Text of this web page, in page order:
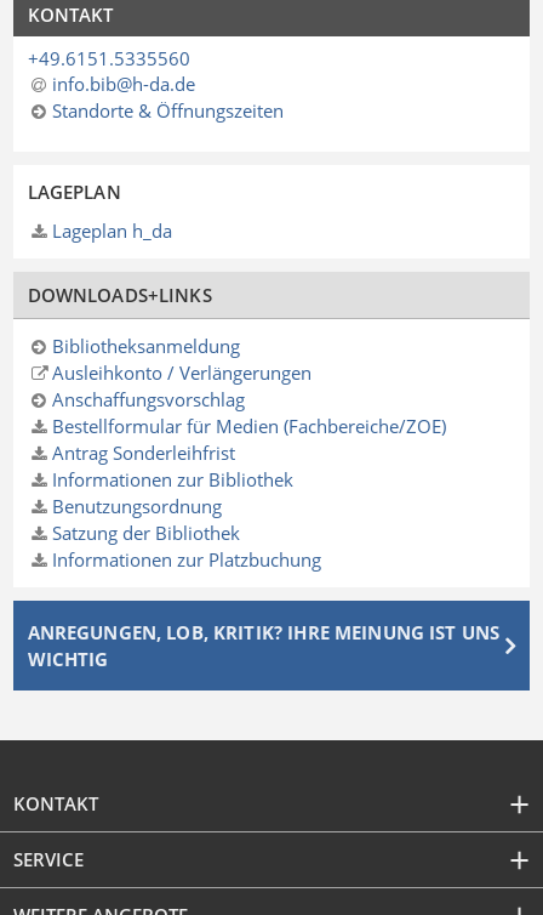
KONTAKT
+49.6151.5335560
info.bib@h-da.de
Standorte & Öffnungszeiten
LAGEPLAN
Lageplan h_da
DOWNLOADS+LINKS
Bibliotheksanmeldung
Ausleihkonto / Verlängerungen
Anschaffungsvorschlag
Bestellformular für Medien (Fachbereiche/ZOE)
Antrag Sonderleihfrist
Informationen zur Bibliothek
Benutzungsordnung
Satzung der Bibliothek
Informationen zur Platzbuchung
ANREGUNGEN, LOB, KRITIK? IHRE MEINUNG IST UNS
WICHTIG
KONTAKT
SERVICE